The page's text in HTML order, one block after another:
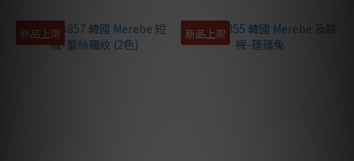
新品上架 新品上架